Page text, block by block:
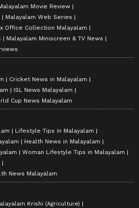
Movie Review
Malayalam Web Series
Office Collection Malayalam
Malayalam Miniscreen & TV News
Cricket News in Malayalam
ISL News Malayalam
Cup News Malayalam
Lifestyle Tips in Malayalam
Health News in Malayalam
Woman Lifestyle Tips in Malayalam
News Malayalam
Krishi (Agriculture)